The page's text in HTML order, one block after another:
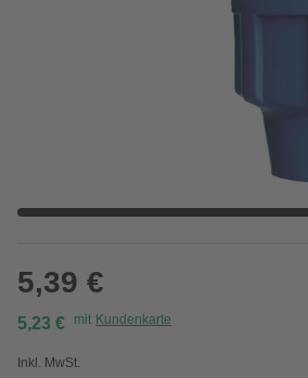
5,39 €
5,23 € mit Kundenkarte
Inkl. MwSt.